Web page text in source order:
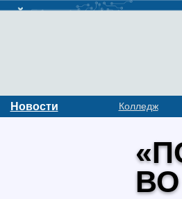
Новости Колледж